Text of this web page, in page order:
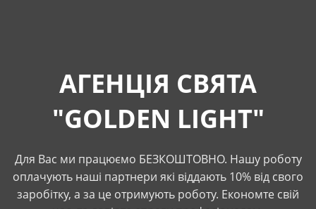
АГЕНЦІЯ СВЯТА
"GOLDEN LIGHT"
Для Вас ми працюємо БЕЗКОШТОВНО. Нашу роботу
оплачують наші партнери які віддають 10% від свого
заробітку, а за це отримують роботу. Економте свій